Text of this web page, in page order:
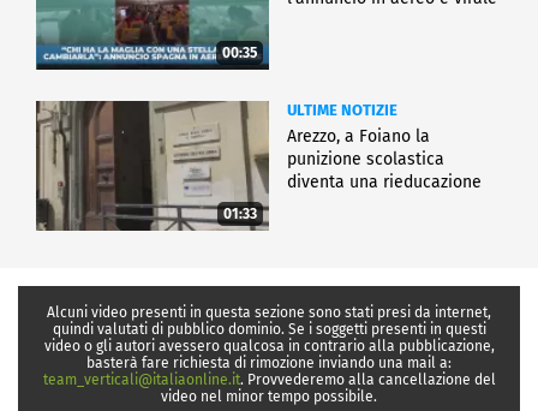
00:35
01:33
ULTIME NOTIZIE
Arezzo, a Foiano la
punizione scolastica
diventa una rieducazione
Alcuni video presenti in questa sezione sono stati presi da internet,
quindi valutati di pubblico dominio. Se i soggetti presenti in questi
video o gli autori avessero qualcosa in contrario alla pubblicazione,
basterà fare richiesta di rimozione inviando una mail a:
team_verticali@italiaonline.it. Provvederemo alla cancellazione del
video nel minor tempo possibile.